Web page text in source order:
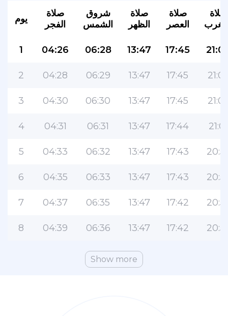
يوم
صلاة
الفجر
شروق
الشمس
صلاة
الظهر
صلاة
العصر
صلاة
1 04:26 06:28 13:47 17:45
2 04:28 06:29 13:47 17:45
3 04:30 06:30 13:47 17:45
4 04:31 06:31 13:47 17:44 21:01
5 04:33 06:32 13:47 17:43
6 04:35 06:33 13:47 17:43
7 04:37 06:35 13:47 17:42
8 04:39 06:36 13:47 17:42
Show more